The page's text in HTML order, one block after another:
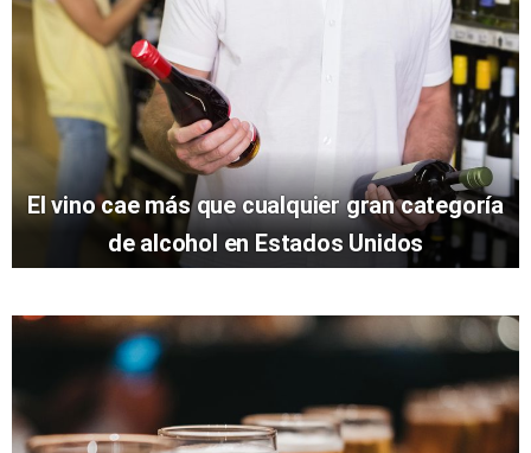
El vino cae más que cualquier gran categoría
de alcohol en Estados Unidos